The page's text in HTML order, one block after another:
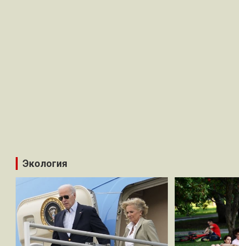
Экология